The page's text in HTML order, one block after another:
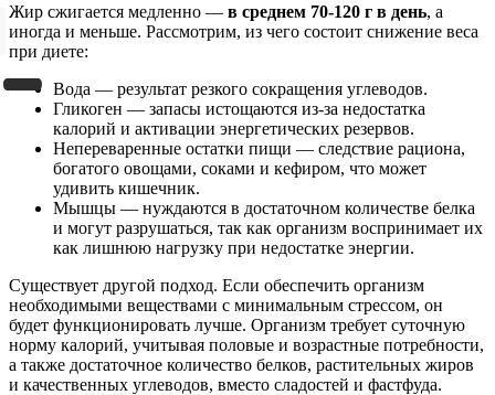
Жир сжигается медленно — в среднем 70-120 г в день, а
иногда и меньше. Рассмотрим, из чего состоит снижение веса
при диете:
Вода — результат резкого сокращения углеводов.
Гликоген — запасы истощаются из-за недостатка
калорий и активации энергетических резервов.
Непереваренные остатки пищи — следствие рациона,
богатого овощами, соками и кефиром, что может
удивить кишечник.
Мышцы — нуждаются в достаточном количестве белка
и могут разрушаться, так как организм воспринимает их
как лишнюю нагрузку при недостатке энергии.
Существует другой подход. Если обеспечить организм
необходимыми веществами с минимальным стрессом, он
будет функционировать лучше. Организм требует суточную
норму калорий, учитывая половые и возрастные потребности,
а также достаточное количество белков, растительных жиров
и качественных углеводов, вместо сладостей и фастфуда.